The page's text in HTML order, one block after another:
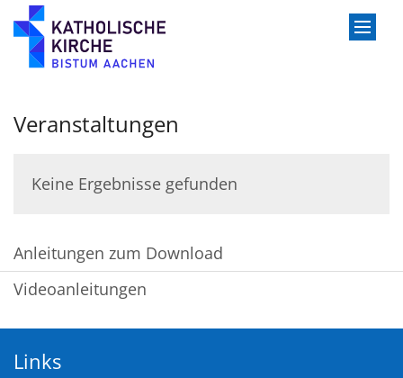
Zum Inhalt springen
Veranstaltungen
Keine Ergebnisse gefunden
Anleitungen zum Download
Videoanleitungen
Links